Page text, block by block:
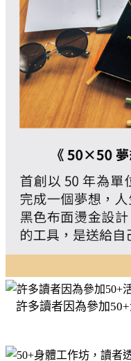
許多讀者因為參加